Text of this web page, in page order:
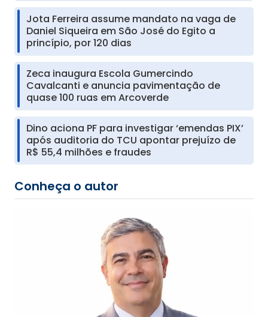
Jota Ferreira assume mandato na vaga de
Daniel Siqueira em São José do Egito a
princípio, por 120 dias
Zeca inaugura Escola Gumercindo
Cavalcanti e anuncia pavimentação de
quase 100 ruas em Arcoverde
Dino aciona PF para investigar ‘emendas PIX’
após auditoria do TCU apontar prejuízo de
R$ 55,4 milhões e fraudes
Conheça o autor